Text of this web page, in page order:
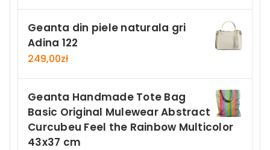
Geanta din piele naturala gri
Adina 122
249,00zł
Geanta Handmade Tote Bag
Basic Original Mulewear Abstract
Curcubeu Feel the Rainbow Multicolor
43x37 cm